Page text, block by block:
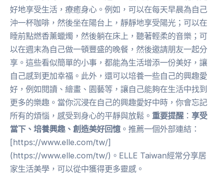
好地享受生活，療癒身心。例如，可以在每天早晨為自己
沖一杯咖啡，然後坐在陽台上，靜靜地享受陽光；可以在
睡前點燃香薰蠟燭，然後躺在床上，聽著輕柔的音樂；可
以在週末為自己做一頓豐盛的晚餐，然後邀請朋友一起分
享。這些看似簡單的小事，都能為生活增添一份美好，讓
自己感到更加幸福。此外，還可以培養一些自己的興趣愛
好，例如閱讀、繪畫、園藝等，讓自己能夠在生活中找到
更多的樂趣。當你沉浸在自己的興趣愛好中時，你會忘記
所有的煩惱，感受到身心的平靜與放鬆。 重要提醒： 享受
當下、培養興趣、創造美好回憶。推薦一個外部連結：
[https://www.elle.com/tw/]
(https://www.elle.com/tw/)。ELLE Taiwan經常分享居
家生活美學，可以從中獲得更多靈感。